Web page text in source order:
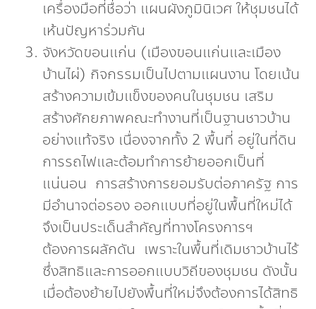
เครื่องมือที่ชื่อว่า แผนผังภูมินิเวศ ให้ชุมชนได้
เห้นปัญหาร่วมกัน
จังหวัดขอนแก่น (เมืองขอนแก่นและเมือง
บ้านไผ่) กิจกรรมเป็นไปตามแผนงาน โดยเน้น
สร้างความเข้มแข็งของคนในชุมชน เสริม
สร้างศักยภาพคณะทำงานที่เป็นฐานชาวบ้าน
อย่างแท้จริง เนื่องจากทั้ง 2 พื้นที่ อยู่ในที่ดิน
การรถไฟและต้อมทำการย้ายออกเป็นที่
แน่นอน การสร้างการยอมรับต่อภาครัฐ การ
มีอำนาจต่อรอง ออกแบบที่อยู่ในพื้นที่ใหม่ได้
จึงเป็นประเด็นสำคัญที่ทางโครงการฯ
ต้องการผลักดัน เพราะในพื้นที่เดิมชาวบ้านไร้
ซึ่งสิทธิและการออกแบบวิถีของชุมชน ดังนั้น
เมื่อต้องย้ายไปยังพื้นที่ใหม่จึงต้องการได้สิทธิ